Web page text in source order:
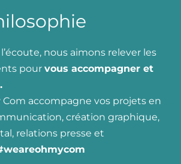
nous aimons relever les
pour vous accompagner et
Com accompagne vos projets en
création graphique,
relations presse et